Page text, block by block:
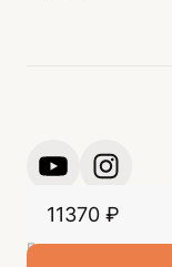
11370 ₽
© 2024 ООО
предприятие Вега»